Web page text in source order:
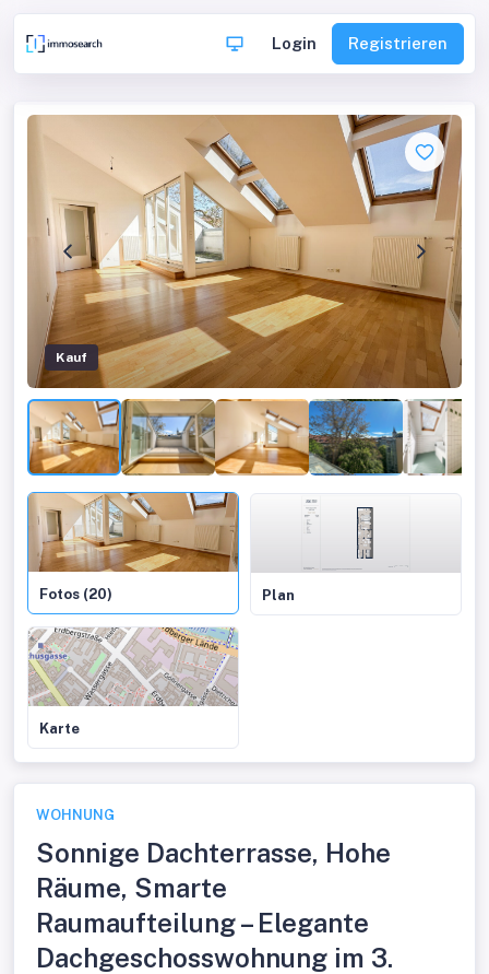
Login Registrieren
Kauf
Fotos (20) Plan
Karte
WOHNUNG
Sonnige Dachterrasse, Hohe
Räume, Smarte
Raumaufteilung – Elegante
Dachgeschosswohnung im 3.